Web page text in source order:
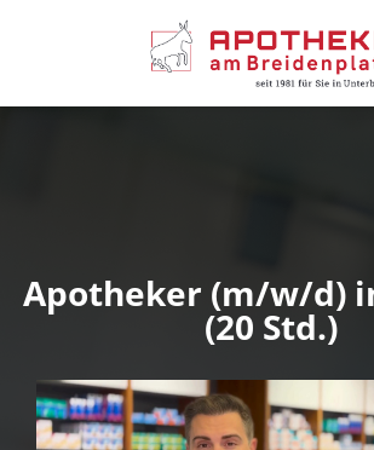
Apotheker (m/w/d)
(20 Std.)